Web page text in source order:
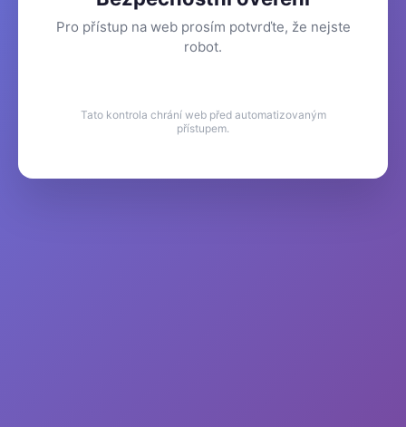
Pro přístup na web prosím potvrďte, že nejste
robot.
Tato kontrola chrání web před automatizovaným
přístupem.